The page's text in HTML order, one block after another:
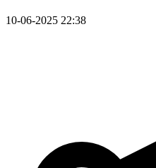
10-06-2025 22:38